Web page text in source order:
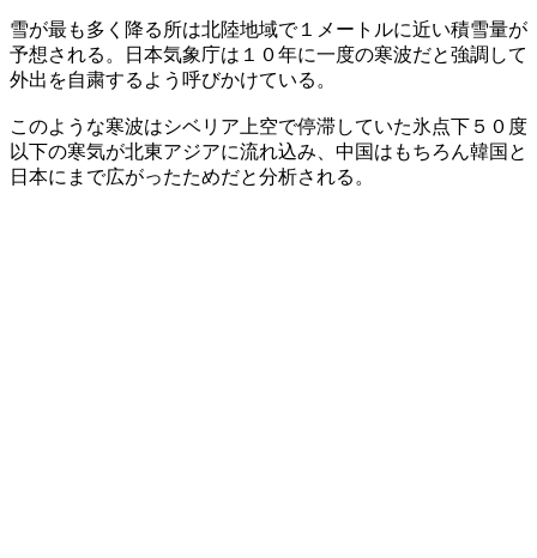
雪が最も多く降る所は北陸地域で１メートルに近い積雪量が
予想される。日本気象庁は１０年に一度の寒波だと強調して
外出を自粛するよう呼びかけている。
このような寒波はシベリア上空で停滞していた氷点下５０度
以下の寒気が北東アジアに流れ込み、中国はもちろん韓国と
日本にまで広がったためだと分析される。